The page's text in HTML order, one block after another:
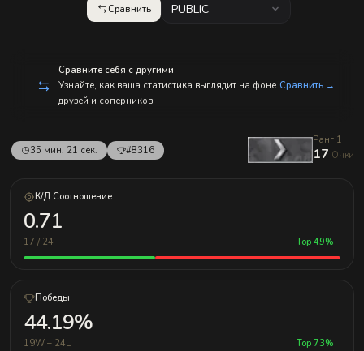
Сравнить PUBLIC
Сравните себя с другими
Узнайте, как ваша статистика выглядит на фоне
друзей и соперников
Сравнить →
35 мин. 21 сек. #8316
Ранг 1
17 Очки
К/Д Соотношение
0.71
17 / 24 Top 49%
Победы
44.19%
19W – 24L Top 73%